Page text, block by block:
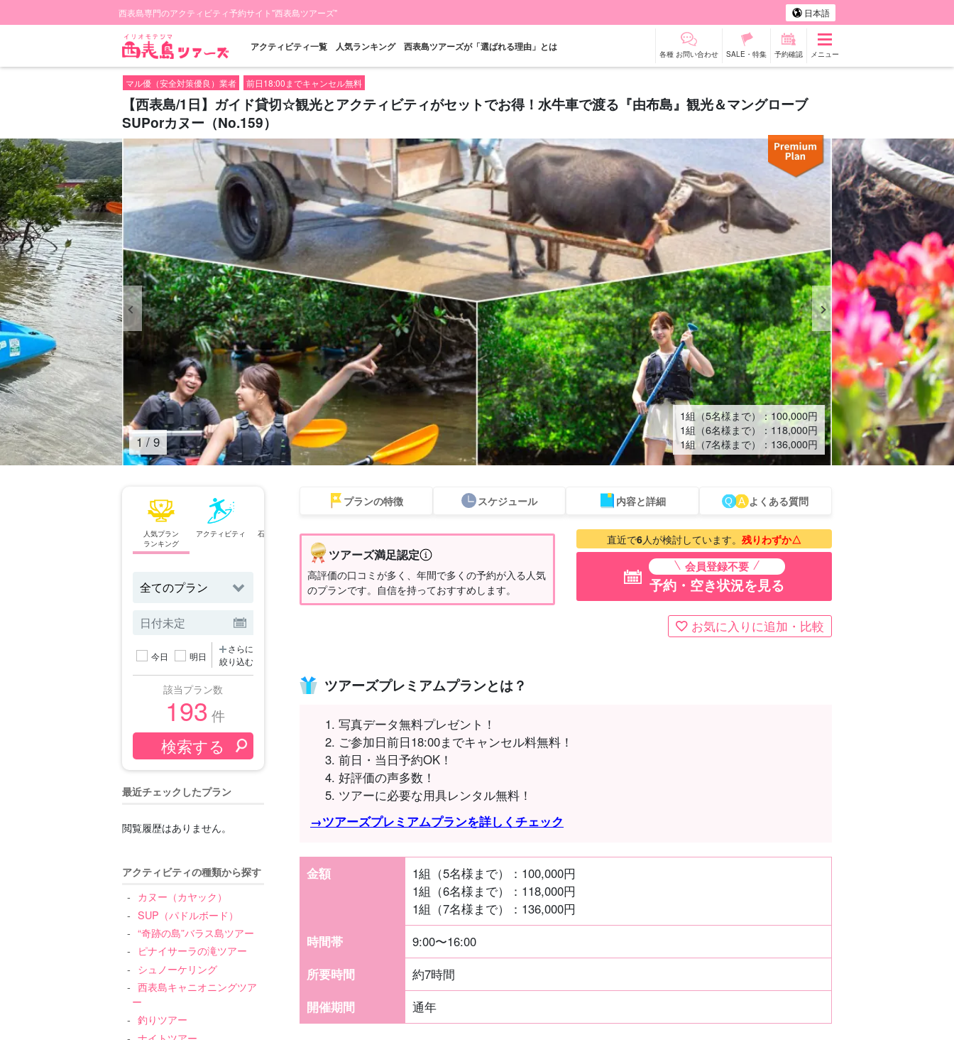
西表島専門のアクティビティ予約サイト"西表島ツアーズ" 日本語
アクティビティ一覧 人気ランキング 西表島ツアーズが「選ばれる理由」とは
各種 お問い合わせ SALE・特集 予約確認 メニュー
マル優（安全対策優良）業者 前日18:00までキャンセル無料
【西表島/1日】ガイド貸切☆観光とアクティビティがセットでお得！水牛車で渡る『由布島』観光＆マングローブ
SUPorカヌー（No.159）
1/9
1組（5名様まで）： 100,000円
1組（6名様まで）： 118,000円
1組（7名様まで）： 136,000円
人気プラン
ランキング
アクティビティ
石垣島⇄西表島
当日予約OK
お得な割引
プレミアム
西表島"滝"
バラス島ツアー レンタカー 観光ツアー
今日 明日
さらに
絞り込む
該当プラン数
193 件
最近チェックしたプラン
閲覧履歴はありません。
アクティビティの種類から探す
カヌー（カヤック）
SUP（パドルボード）
“奇跡の島”バラス島ツアー
ピナイサーラの滝ツアー
シュノーケリング
西表島キャニオニングツア
ー
釣りツアー
プランの特徴 スケジュール 内容と詳細 よくある質問
直近で6人が検討しています。 残りわずか△
会員登録不要
予約・空き状況を見る
お気に入りに追加・比較
ツアーズ満足認定
高評価の口コミが多く、年間で多くの予約が入る人気
のプランです。自信を持っておすすめします。
ツアーズプレミアムプランとは？
写真データ無料プレゼント！
ご参加日前日18:00までキャンセル料無料！
前日・当日予約OK！
好評価の声多数！
ツアーに必要な用具レンタル無料！
→ツアーズプレミアムプランを詳しくチェック
金額 1組（5名様まで）： 100,000円
1組（6名様まで）： 118,000円
1組（7名様まで）： 136,000円
時間帯
9:00〜16:00
所要時間
約7時間
開催期間
通年